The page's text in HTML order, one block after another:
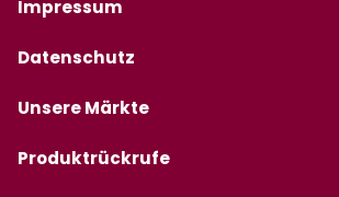
Impressum
Datenschutz
Unsere Märkte
Produktrückrufe